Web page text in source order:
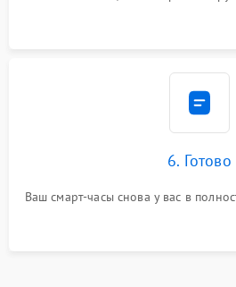
6. Готово
Ваш смарт-часы снова у вас в